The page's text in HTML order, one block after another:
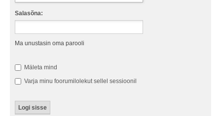
Salasõna:
Ma unustasin oma parooli
Mäleta mind
Varja minu foorumilolekut sellel sessioonil